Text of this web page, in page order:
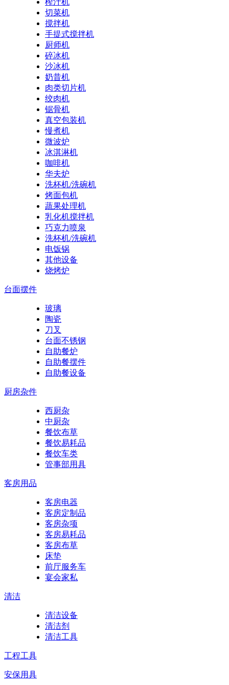
榨汁机
切菜机
搅拌机
手提式搅拌机
厨师机
碎冰机
沙冰机
奶昔机
肉类切片机
绞肉机
锯骨机
真空包装机
慢煮机
微波炉
冰淇淋机
咖啡机
华夫炉
洗杯机/洗碗机
烤面包机
蔬果处理机
乳化机搅拌机
巧克力喷泉
洗杯机/洗碗机
电饭锅
其他设备
烧烤炉
台面摆件
玻璃
陶瓷
刀叉
台面不锈钢
自助餐炉
自助餐摆件
自助餐设备
厨房杂件
西厨杂
中厨杂
餐饮布草
餐饮易耗品
餐饮车类
管事部用具
客房用品
客房电器
客房定制品
客房杂项
客房易耗品
客房布草
床垫
前厅服务车
宴会家私
清洁
清洁设备
清洁剂
清洁工具
工程工具
安保用具